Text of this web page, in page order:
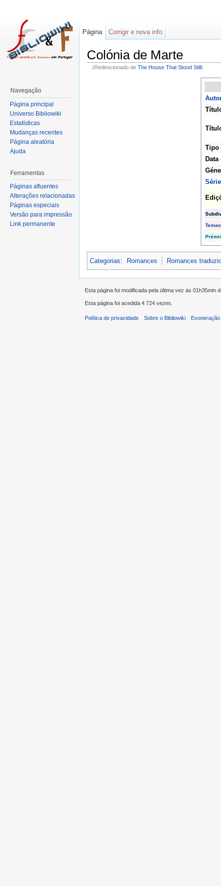
Colónia de Marte
(Redirecionado de The House That Stood Still)
Tipo
Data
Série
Temas
Categorias: Romances Romances
Página Corrigir e nova info
Navegação
Página principal
Universo Bibliowiki
Estatísticas
Mudanças recentes
Página aleatória
Ajuda
Ferramentas
Páginas afluentes
Alterações relacionadas
Páginas especiais
Versão para impressão
Link permanente
Esta página foi modificada pela última vez às 01h35min
Esta página foi acedida 4 724 vezes.
Política de privacidade Sobre o Bibliowiki